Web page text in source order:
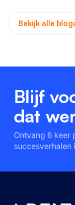
Bekijk alle
Blijf
dat
Ontvang 6 keer
succesverhalen